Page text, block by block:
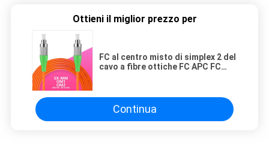
Ottieni il miglior prezzo per
FC al centro misto di simplex 2 del
cavo a fibre ottiche FC APC FC
Continua